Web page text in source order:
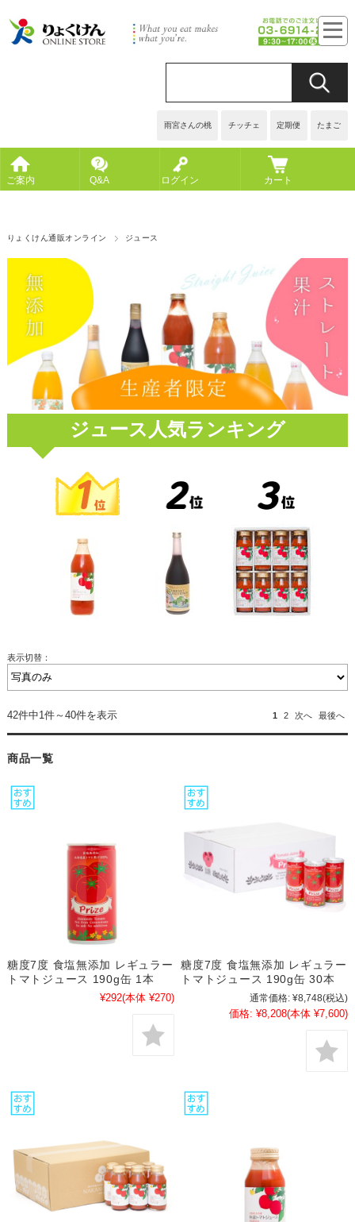
雨宮さんの桃 チッチェ 定期便 たまご
ご案内 Q&A ログイン カート
りょくけん通販オンライン ジュース
ジュース人気ランキング
表示切替：
42件中1件～40件を表示 1 2 次へ 最後へ
商品一覧
糖度7度 食塩無添加 レギュラー
トマトジュース 190g缶 1本
¥292(本体 ¥270)
糖度7度 食塩無添加 レギュラー
トマトジュース 190g缶 30本
通常価格: ¥8,748(税込)
価格: ¥8,208(本体 ¥7,600)